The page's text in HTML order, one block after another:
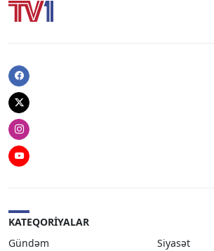
Facebook
Twitter
Instagram
Youtube
KATEQORIYALAR
Gündəm
Siyasət